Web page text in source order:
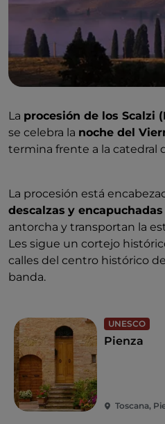
La procesión de los Scalzi
se celebra la noche del
termina frente a la catedral
La procesión está
descalzas y encapuchadas
antorcha y transportan la
Les sigue un cortejo
calles del centro histórico
banda.
UNESCO
Pienza
Toscana,